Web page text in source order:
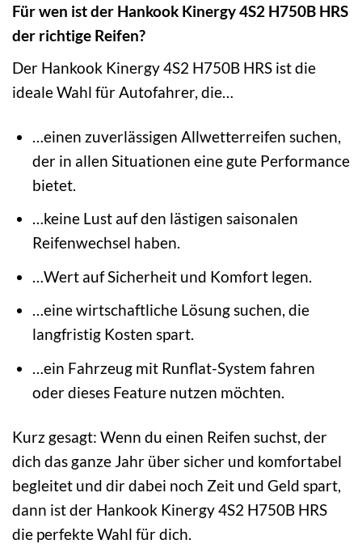
Für wen ist der Hankook Kinergy 4S2 H750B HRS
der richtige Reifen?
Der Hankook Kinergy 4S2 H750B HRS ist die
ideale Wahl für Autofahrer, die…
…einen zuverlässigen Allwetterreifen suchen,
der in allen Situationen eine gute Performance
bietet.
…keine Lust auf den lästigen saisonalen
Reifenwechsel haben.
…Wert auf Sicherheit und Komfort legen.
…eine wirtschaftliche Lösung suchen, die
langfristig Kosten spart.
…ein Fahrzeug mit Runflat-System fahren
oder dieses Feature nutzen möchten.
Kurz gesagt: Wenn du einen Reifen suchst, der
dich das ganze Jahr über sicher und komfortabel
begleitet und dir dabei noch Zeit und Geld spart,
dann ist der Hankook Kinergy 4S2 H750B HRS
die perfekte Wahl für dich.